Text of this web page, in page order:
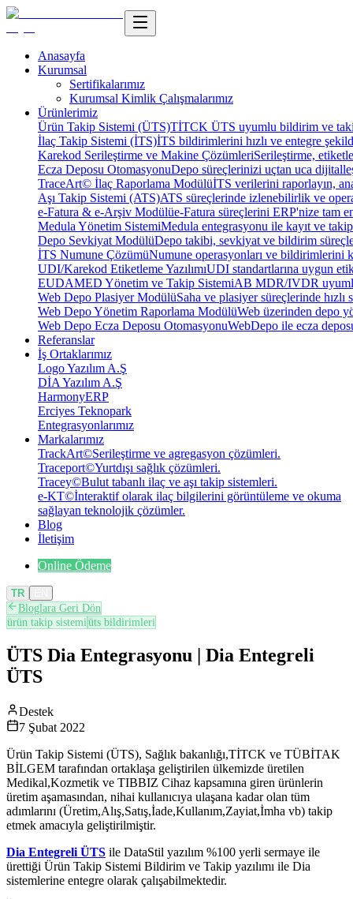
Anasayfa
Kurumsal
Sertifikalarımız
Kurumsal Kimlik Çalışmalarımız
Ürünlerimiz
Ürün Takip Sistemi (ÜTS)TİTCK ÜTS uyumlu bildirim ve
İlaç Takip Sistemi (İTS)İTS bildirimlerini hızlı ve entegre
Karekod Serileştirme ve Makine ÇözümleriSerileştirme,
Ecza Deposu OtomasyonuDepo süreçlerinizi uçtan uca
TraceArt© İlaç Raporlama ModülüİTS verilerini raporlayın,
Aşı Takip Sistemi (ATS)ATS süreçlerinde izlenebilirlik ve
e-Fatura & e-Arşiv Modülüe-Fatura süreçlerini ERP'nize tam
Medula Yönetim SistemiMedula entegrasyonu ile kayıt ve
Depo Sevkiyat ModülüDepo takibi, sevkiyat ve bildirim
İTS Numune ÇözümüNumune operasyonları ve bildirimlerini
UDI/Karekod Etiketleme YazılımıUDI standartlarına uygun
EUDAMED Yönetim ve Takip SistemiAB MDR/IVDR
Web Depo Plasiyer ModülüSaha ve plasiyer süreçlerinde hızlı
Web Depo Yönetim Raporlama ModülüWeb üzerinden depo
Web Depo Ecza Deposu OtomasyonuWebDepo ile ecza
Referanslar
İş Ortaklarımız
Logo Yazılım A.Ş
DİA Yazılım A.Ş
HarmonyERP
Erciyes Teknopark
Entegrasyonlarımız
Markalarımız
TrackArt©Serileştirme ve agregasyon çözümleri.
Traceport©Yurtdışı sağlık çözümleri.
Tracey©Bulut tabanlı ilaç ve aşı takip sistemleri.
e-KT©İnteraktif olarak ilaç bilgilerini görüntüleme ve okuma
sağlayan teknolojik çözümler.
Blog
İletişim
Online Ödeme
TR
Bloglara Geri Dön
ürün takip sistemiüts bildirimleri
ÜTS Dia Entegrasyonu | Dia Entegreli
ÜTS
Destek
7 Şubat 2022
Ürün Takip Sistemi (ÜTS), Sağlık bakanlığı,TİTCK ve TÜBİTAK
BİLGEM tarafından ortaklaşa geliştirilen ülkemizde üretilen
Medikal,Kozmetik ve TIBBIZ Cihaz kapsamına giren ürünlerin
üretim aşamasından, nihai kullanıcıya ulaşana kadar olan tüm
adımlarını (Üretim,Alış,Satış,İade,Kullanım,Zayiat,İmha vb) takip
etmek amacıyla geliştirilmiştir.
Dia Entegreli ÜTS ile DataStil yazılım %100 yerli sermaye ile
ürettiği Ürün Takip Sistemi Bildirim ve Takip yazılımı ile Dia
sistemlerine entegre olarak çalışabilmektedir.